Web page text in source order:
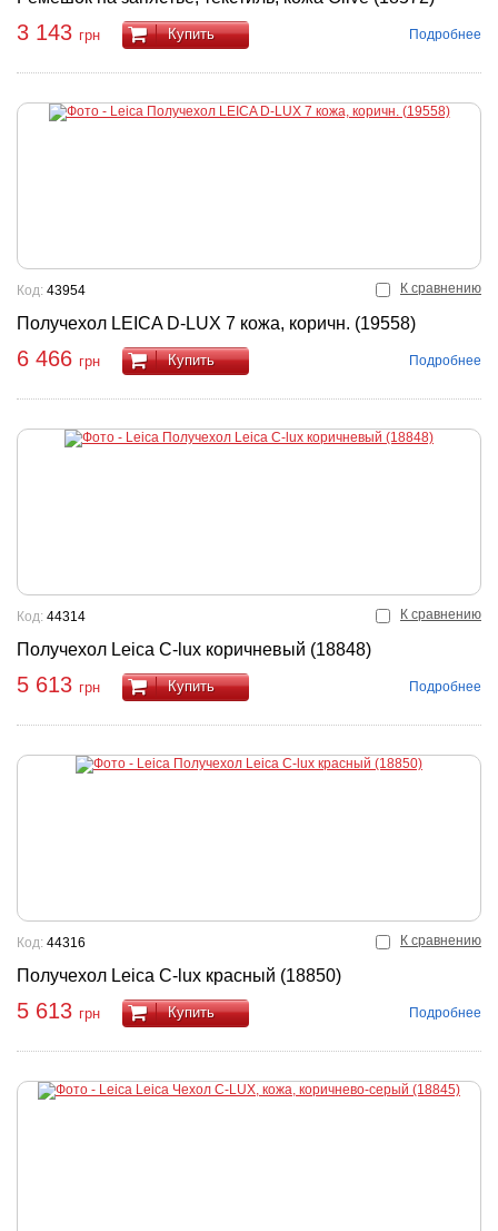
3 143 грн Купить Подробнее
К сравнению
Получехол LEICA D-LUX 7 кожа, коричн. (19558)
Код: 43954
6 466 грн Купить Подробнее
К сравнению
Получехол Leica C-lux коричневый (18848)
Код: 44314
5 613 грн Купить Подробнее
К сравнению
Получехол Leica C-lux красный (18850)
Код: 44316
5 613 грн Купить Подробнее